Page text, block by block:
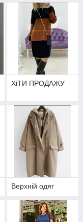
ХіТИ ПРОДАЖУ
Верхній одяг